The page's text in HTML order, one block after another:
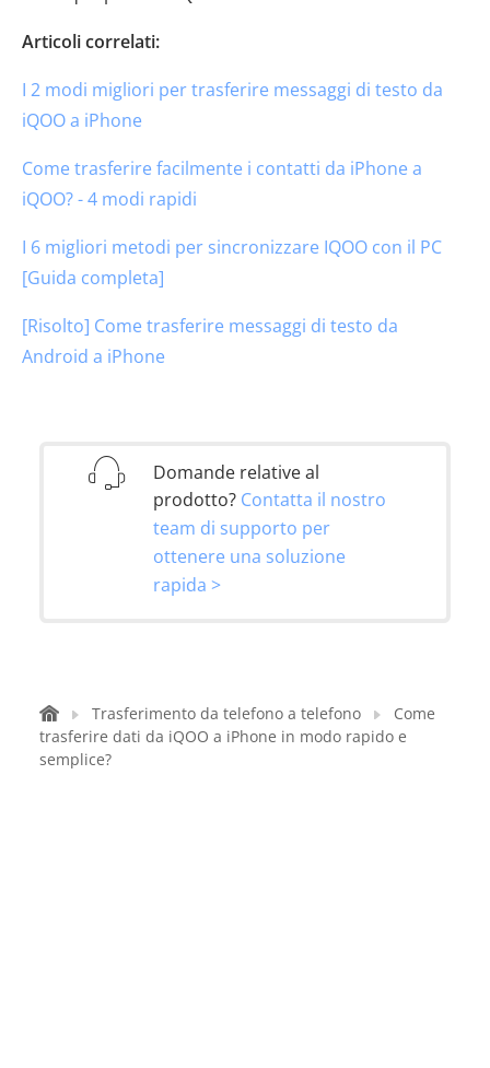
Articoli correlati:
I 2 modi migliori per trasferire messaggi di testo da
iQOO a iPhone
Come trasferire facilmente i contatti da iPhone a
iQOO? - 4 modi rapidi
I 6 migliori metodi per sincronizzare IQOO con il PC
[Guida completa]
[Risolto] Come trasferire messaggi di testo da
Android a iPhone
Domande relative al
prodotto? Contatta il nostro
team di supporto per
ottenere una soluzione
rapida >
Trasferimento da telefono a telefono
Come
trasferire dati da iQOO a iPhone in modo rapido e
semplice?